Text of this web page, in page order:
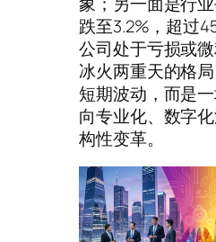
跌至3.2%，超过
公司处于亏损或
冰火两重天的格
短期波动，而是
向专业化、数字
构性变革。